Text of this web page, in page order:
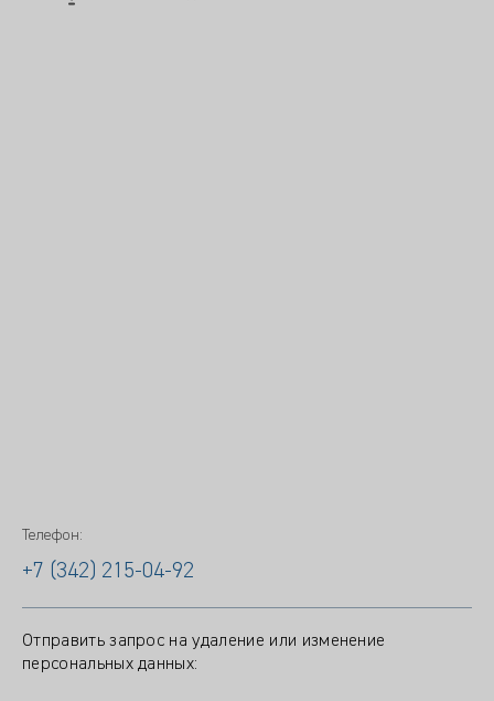
Телефон:
+7 (342) 215-04-92
Отправить запрос на удаление или изменение
персональных данных: